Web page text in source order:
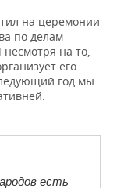
на церемонии
по делам
на то,
его
год мы
есть